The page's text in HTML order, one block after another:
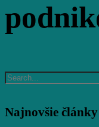
Najnovšie články